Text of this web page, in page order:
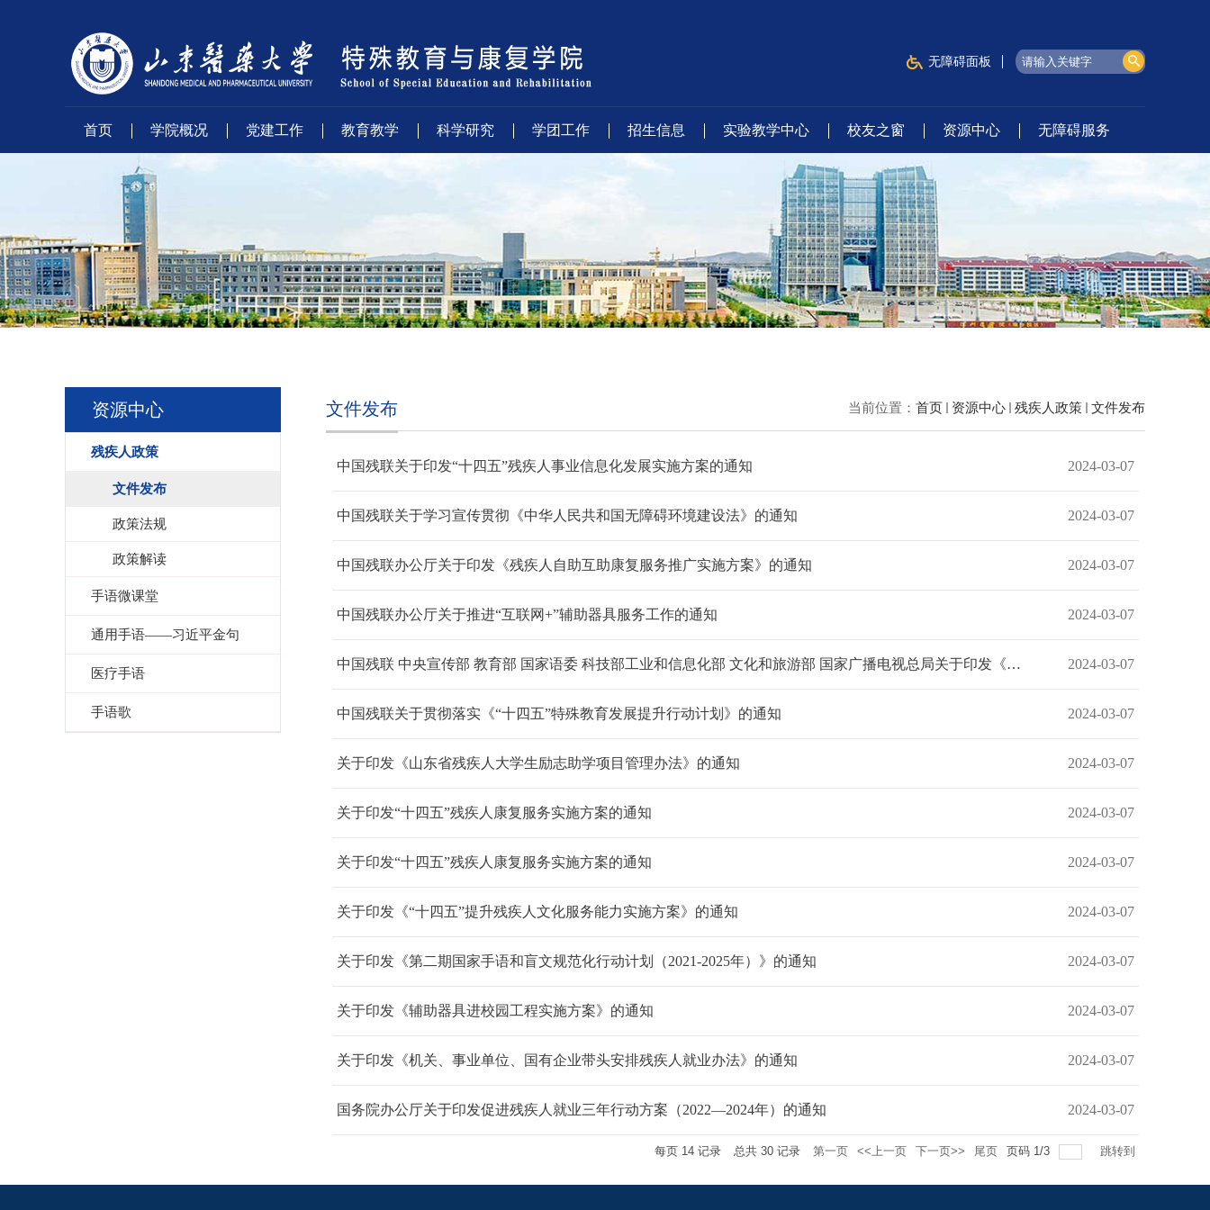
无障碍面板
首页 学院概况 党建工作 教育教学 科学研究 学团工作 招生信息 实验教学中心 校友之窗 资源中心 无障碍服务
资源中心
残疾人政策
文件发布
政策法规
政策解读
手语微课堂
通用手语——习近平金句
医疗手语
手语歌
当前位置： 首页 资源中心 残疾人政策 文件发布
文件发布
中国残联关于印发“十四五”残疾人事业信息化发展实施方案的通知 2024-03-07
中国残联关于学习宣传贯彻《中华人民共和国无障碍环境建设法》的通知 2024-03-07
中国残联办公厅关于印发《残疾人自助互助康复服务推广实施方案》的通知 2024-03-07
中国残联办公厅关于推进“互联网+”辅助器具服务工作的通知 2024-03-07
中国残联 中央宣传部 教育部 国家语委 科技部工业和信息化部 文化和旅游部 国家广播电视总局关于印发《第二... 2024-03-07
中国残联关于贯彻落实《“十四五”特殊教育发展提升行动计划》的通知 2024-03-07
关于印发《山东省残疾人大学生励志助学项目管理办法》的通知 2024-03-07
关于印发“十四五”残疾人康复服务实施方案的通知 2024-03-07
关于印发“十四五”残疾人康复服务实施方案的通知 2024-03-07
关于印发《“十四五”提升残疾人文化服务能力实施方案》的通知 2024-03-07
关于印发《第二期国家手语和盲文规范化行动计划（2021-2025年）》的通知 2024-03-07
关于印发《辅助器具进校园工程实施方案》的通知 2024-03-07
关于印发《机关、事业单位、国有企业带头安排残疾人就业办法》的通知 2024-03-07
国务院办公厅关于印发促进残疾人就业三年行动方案（2022—2024年）的通知 2024-03-07
每页 14 记录 总共 30 记录 第一页 <<上一页 下一页>> 尾页 页码 1/3 跳转到